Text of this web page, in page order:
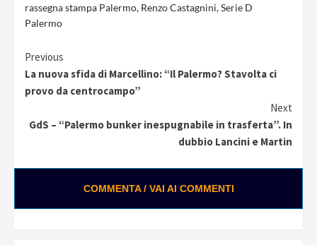
rassegna stampa Palermo, Renzo Castagnini,Serie D
Palermo
Continue
Reading
Previous
La nuova sfida di Marcellino: “Il Palermo? Stavolta ci
provo da centrocampo”
Next
GdS – “Palermo bunker inespugnabile in trasferta”. In
dubbio Lancini e Martin
COMMENTA / VAI AI COMMENTI